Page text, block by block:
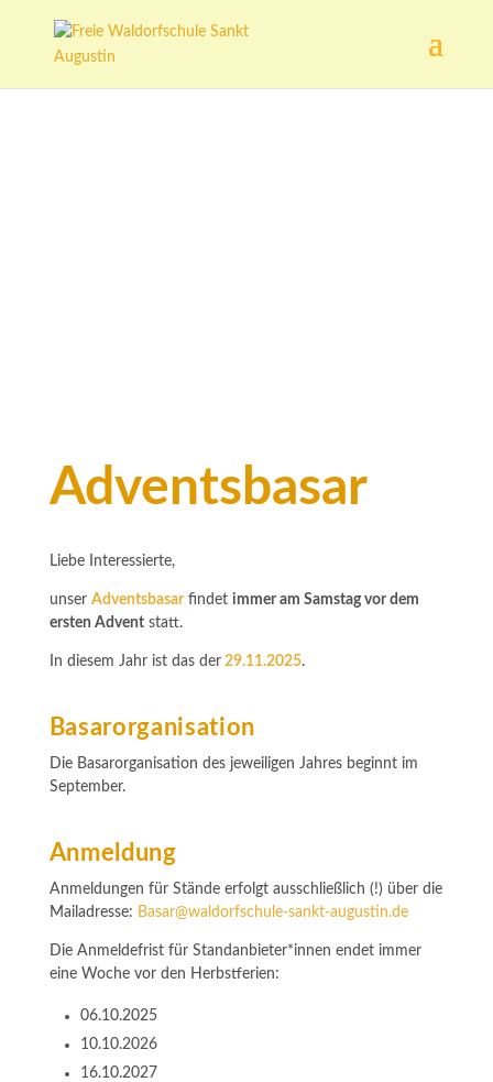
Adventsbasar
Liebe Interessierte,
unser Adventsbasarfindet immer am Samstag vor dem
ersten Adventstatt.
In diesem Jahr ist das der29.11.2025.
Basarorganisation
Die Basarorganisation des jeweiligen Jahres beginnt im
September.
Anmeldung
Anmeldungen für Stände erfolgt ausschließlich (!) über die
Mailadresse: Basar@waldorfschule-sankt-augustin.de
Die Anmeldefrist für Standanbieter*innen endet immer
eine Woche vor den Herbstferien:
06.10.2025
10.10.2026
16.10.2027